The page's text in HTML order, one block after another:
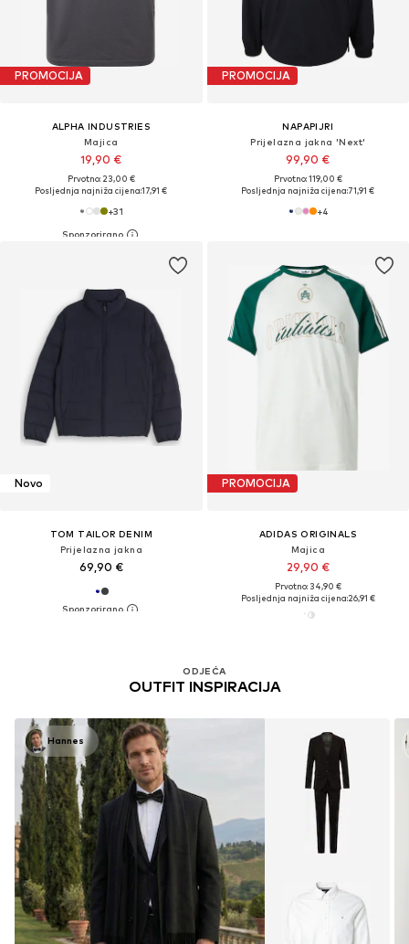
PROMOCIJA
ALPHA INDUSTRIES
Majica
19,90 €
Prvotno: 23,00 €
Posljednja najniža cijena:17,91 €
+31
PROMOCIJA
NAPAPIJRI
Prijelazna jakna 'Next'
99,90 €
Prvotno: 119,00 €
Posljednja najniža cijena:71,91 €
+4
Novo
TOM TAILOR DENIM
Prijelazna jakna
69,90 €
PROMOCIJA
ADIDAS ORIGINALS
Majica
29,90 €
Prvotno: 34,90 €
Posljednja najniža cijena:26,91 €
ODJEĆA
OUTFIT INSPIRACIJA
Hannes